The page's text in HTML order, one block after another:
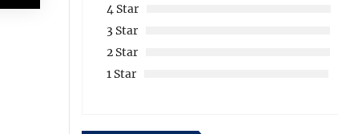
4 Star
3 Star
2 Star
1 Star